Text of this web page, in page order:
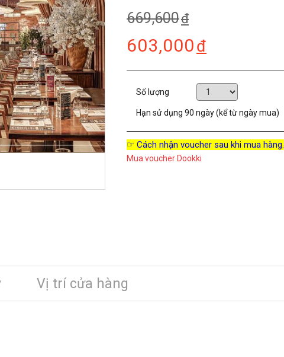
669,600đ
603,000đ
Số lượng
Hạn sử dụng 90 ngày (kể từ ngày mua)
☞ Cách nhận voucher sau khi mua hàng.
Mua voucher Dookki
Vị trí cửa hàng